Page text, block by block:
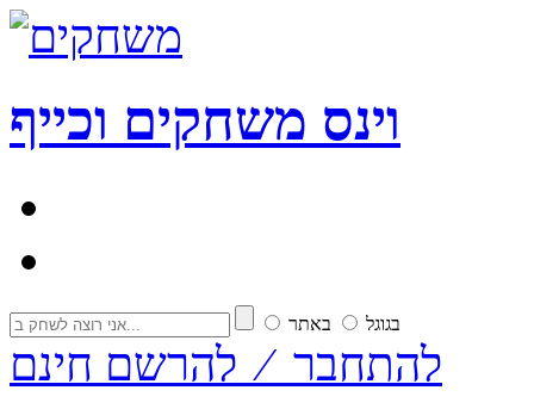
וינס משחקים וכייף
בגוגל באתר
להתחבר ⁄ להרשם חינם